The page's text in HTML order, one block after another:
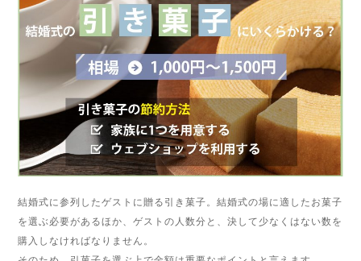
結婚式に参列したゲストに贈る引き菓子。結婚式の場に適したお菓子
を選ぶ必要があるほか、ゲストの人数分と、決して少なくはない数を
購入しなければなりません。